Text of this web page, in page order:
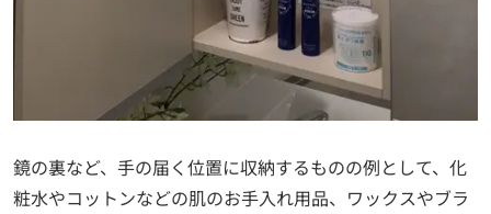
鏡の裏など、手の届く位置に収納するものの例として、化
粧水やコットンなどの肌のお手入れ用品、ワックスやブラ